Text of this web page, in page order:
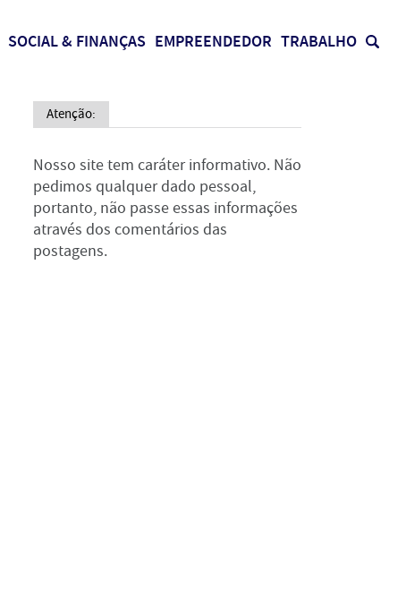
SOCIAL & FINANÇAS EMPREENDEDOR TRABALHO
Atenção:
Nosso site tem caráter informativo. Não
pedimos qualquer dado pessoal,
portanto, não passe essas informações
através dos comentários das
postagens.